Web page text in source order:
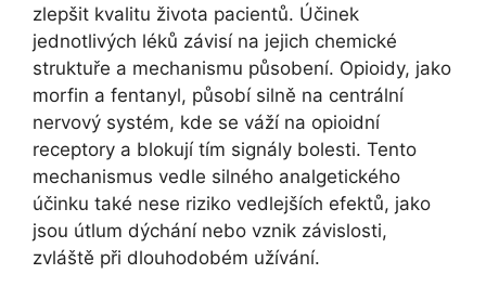
zlepšit kvalitu života pacientů. Účinek
jednotlivých léků závisí na jejich chemické
struktuře a mechanismu působení. Opioidy, jako
morfin a fentanyl, působí silně na centrální
nervový systém, kde se váží na opioidní
receptory a blokují tím signály bolesti. Tento
mechanismus vedle silného analgetického
účinku také nese riziko vedlejších efektů, jako
jsou útlum dýchání nebo vznik závislosti,
zvláště při dlouhodobém užívání.